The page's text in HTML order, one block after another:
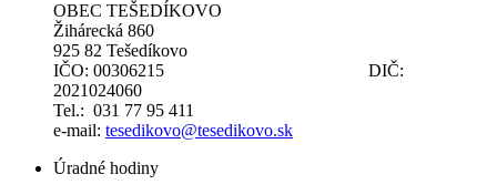
OBEC TEŠEDÍKOVO
Žihárecká 860
925 82 Tešedíkovo
IČO: 00306215 DIČ:
2021024060
Tel.: 031 77 95 411
e-mail: tesedikovo@tesedikovo.sk
Úradné hodiny